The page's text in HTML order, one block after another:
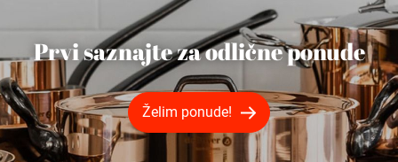
Prvi saznajte za odlične ponude
Želim ponude!